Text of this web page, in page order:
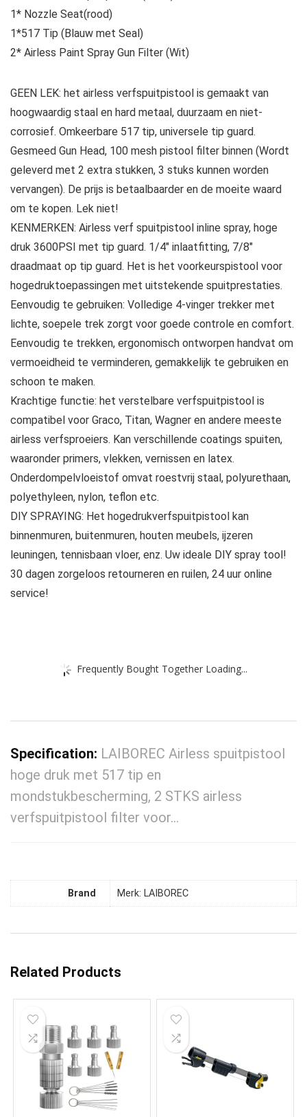
1* Nozzle Seat(rood)
1*517 Tip (Blauw met Seal)
2* Airless Paint Spray Gun Filter (Wit)
GEEN LEK: het airless verfspuitpistool is gemaakt van
hoogwaardig staal en hard metaal, duurzaam en niet-
corrosief. Omkeerbare 517 tip, universele tip guard.
Gesmeed Gun Head, 100 mesh pistool filter binnen (Wordt
geleverd met 2 extra stukken, 3 stuks kunnen worden
vervangen). De prijs is betaalbaarder en de moeite waard
om te kopen. Lek niet!
KENMERKEN: Airless verf spuitpistool inline spray, hoge
druk 3600PSI met tip guard. 1/4″ inlaatfitting, 7/8″
draadmaat op tip guard. Het is het voorkeurspistool voor
hogedruktoepassingen met uitstekende spuitprestaties.
Eenvoudig te gebruiken: Volledige 4-vinger trekker met
lichte, soepele trek zorgt voor goede controle en comfort.
Eenvoudig te trekken, ergonomisch ontworpen handvat om
vermoeidheid te verminderen, gemakkelijk te gebruiken en
schoon te maken.
Krachtige functie: het verstelbare verfspuitpistool is
compatibel voor Graco, Titan, Wagner en andere meeste
airless verfsproeiers. Kan verschillende coatings spuiten,
waaronder primers, vlekken, vernissen en latex.
Onderdompelvloeistof omvat roestvrij staal, polyurethaan,
polyethyleen, nylon, teflon etc.
DIY SPRAYING: Het hogedrukverfspuitpistool kan
binnenmuren, buitenmuren, houten meubels, ijzeren
leuningen, tennisbaan vloer, enz. Uw ideale DIY spray tool!
30 dagen zorgeloos retourneren en ruilen, 24 uur online
service!
Frequently Bought Together Loading...
Specification: LAIBOREC Airless spuitpistool
hoge druk met 517 tip en
mondstukbescherming, 2 STKS airless
verfspuitpistool filter voor…
Brand Merk: LAIBOREC
Related Products